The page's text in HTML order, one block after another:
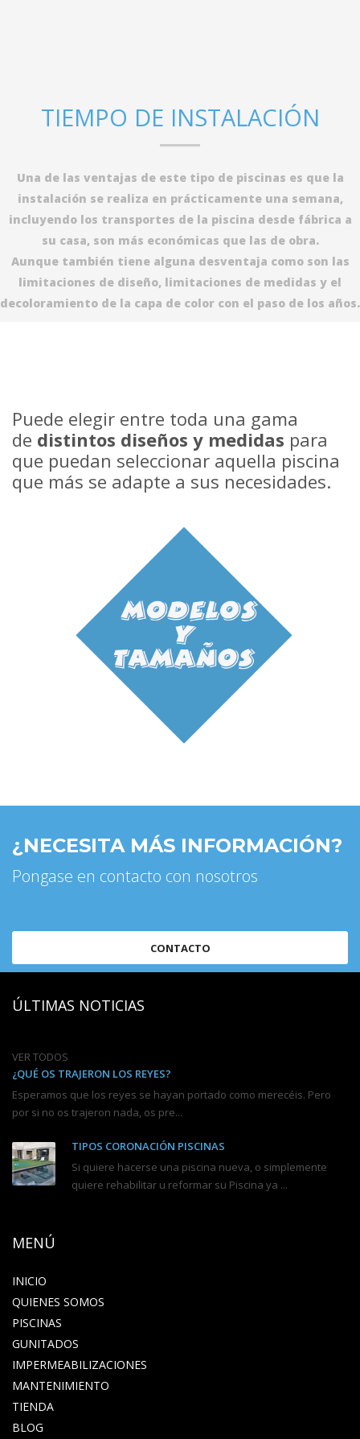
TIEMPO DE INSTALACIÓN
Una de las ventajas de este tipo de piscinas es que la
instalación se realiza en prácticamente una semana,
incluyendo los transportes de la piscina desde fábrica a
su casa, son más económicas que las de obra.
Aunque también tiene alguna desventaja como son las
limitaciones de diseño, limitaciones de medidas y el
decoloramiento de la capa de color con el paso de los años.
Puede elegir entre toda una gama
de distintos diseños y medidas para
que puedan seleccionar aquella piscina
que más se adapte a sus necesidades.
¿NECESITA MÁS INFORMACIÓN?
Pongase en contacto con nosotros
CONTACTO
ÚLTIMAS NOTICIAS
VER TODOS
¿QUÉ OS TRAJERON LOS REYES?
Esperamos que los reyes se hayan portado como merecéis. Pero
por si no os trajeron nada, os pre...
TIPOS CORONACIÓN PISCINAS
Si quiere hacerse una piscina nueva, o simplemente
quiere rehabilitar u reformar su Piscina ya ...
MENÚ
INICIO
QUIENES SOMOS
PISCINAS
GUNITADOS
IMPERMEABILIZACIONES
MANTENIMIENTO
TIENDA
BLOG